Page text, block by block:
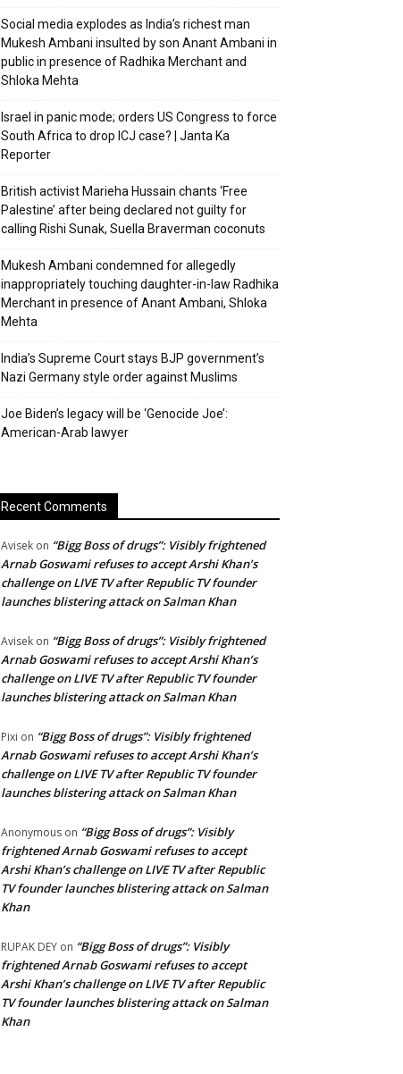
Social media explodes as India’s richest man
Mukesh Ambani insulted by son Anant Ambani in
public in presence of Radhika Merchant and
Shloka Mehta
Israel in panic mode; orders US Congress to force
South Africa to drop ICJ case? | Janta Ka
Reporter
British activist Marieha Hussain chants ‘Free
Palestine’ after being declared not guilty for
calling Rishi Sunak, Suella Braverman coconuts
Mukesh Ambani condemned for allegedly
inappropriately touching daughter-in-law Radhika
Merchant in presence of Anant Ambani, Shloka
Mehta
India’s Supreme Court stays BJP government’s
Nazi Germany style order against Muslims
Joe Biden’s legacy will be ‘Genocide Joe’:
American-Arab lawyer
Recent Comments
Avisek on “Bigg Boss of drugs”: Visibly frightened
Arnab Goswami refuses to accept Arshi Khan’s
challenge on LIVE TV after Republic TV founder
launches blistering attack on Salman Khan
Avisek on “Bigg Boss of drugs”: Visibly frightened
Arnab Goswami refuses to accept Arshi Khan’s
challenge on LIVE TV after Republic TV founder
launches blistering attack on Salman Khan
Pixi on “Bigg Boss of drugs”: Visibly frightened
Arnab Goswami refuses to accept Arshi Khan’s
challenge on LIVE TV after Republic TV founder
launches blistering attack on Salman Khan
Anonymous on “Bigg Boss of drugs”: Visibly
frightened Arnab Goswami refuses to accept
Arshi Khan’s challenge on LIVE TV after Republic
TV founder launches blistering attack on Salman
Khan
RUPAK DEY on “Bigg Boss of drugs”: Visibly
frightened Arnab Goswami refuses to accept
Arshi Khan’s challenge on LIVE TV after Republic
TV founder launches blistering attack on Salman
Khan